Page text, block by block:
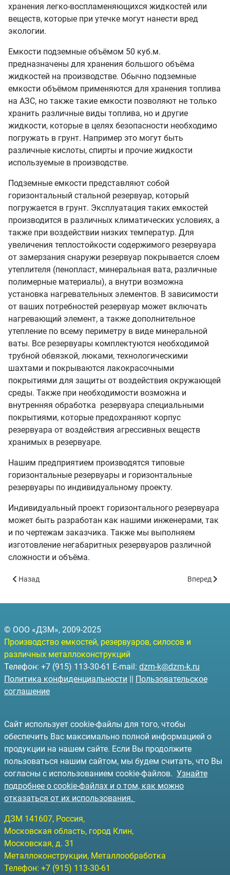
хранения легко-воспламеняющихся жидкостей или
веществ, которые при утечке могут нанести вред
экологии.
Емкости подземные объёмом 50 куб.м.
предназначены для хранения большого объёма
жидкостей на производстве. Обычно подземные
емкости объёмом применяются для хранения топлива
на АЗС, но также такие емкости позволяют не только
хранить различные виды топлива, но и другие
жидкости, которые в целях безопасности необходимо
погружать в грунт. Например это могут быть
различные кислоты, спирты и прочие жидкости
используемые в производстве.
Подземные емкости представляют собой
горизонтальный стальной резервуар, который
погружается в грунт. Эксплуатация таких емкостей
производится в различных климатических условиях, а
также при воздействии низких температур. Для
увеличения теплостойкости содержимого резервуара
от замерзания снаружи резервуар покрывается слоем
утеплителя (пенопласт, минеральная вата, различные
полимерные материалы), а внутри возможна
установка нагревательных элементов. В зависимости
от ваших потребностей резервуар может включать
нагревающий элемент, а также дополнительное
утепление по всему периметру в виде минеральной
ваты. Все резервуары комплектуются необходимой
трубной обвязкой, люками, технологическими
шахтами и покрываются лакокрасочными
покрытиями для защиты от воздействия окружающей
среды. Также при необходимости возможна и
внутренняя обработка резервуара специальными
покрытиями, которые предохраняют корпус
резервуара от воздействия агрессивных веществ
хранимых в резервуаре.
Нашим предприятием производятся типовые
горизонтальные резервуары и горизонтальные
резервуары по индивидуальному проекту.
Индивидуальный проект горизонтального резервуара
может быть разработан как нашими инженерами, так
и по чертежам заказчика. Также мы выполняем
изготовление негабаритных резервуаров различной
сложности и объёма.
Предыдущий: Подземные емкости ЕП-75 - объём 75 куб.м.
Назад Следующий:
Вперед
© ООО «ДЗМ», 2009-2025
Производство емкостей, резервуаров, силосов и
различных металлоконструкций
Телефон: +7 (915) 113-30-61 E-mail: dzm-k@dzm-k.ru
Политика конфиденциальности || Пользовательское
соглашение
Сайт использует cookie-файлы для того, чтобы
обеспечить Вас максимально полной информацией о
продукции на нашем сайте. Если Вы продолжите
пользоваться нашим сайтом, мы будем считать, что Вы
согласны с использованием cookie-файлов. Узнайте
подробнее о cookie-файлах и о том, как можно
отказаться от их использования.
ДЗМ 141607, Россия,
Московская область, город Клин,
Московская, д. 31
Металлоконструкции, Металлообработка
Телефон: +7 (915) 113-30-61